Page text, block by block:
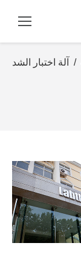
/ آلة اختبار الشد